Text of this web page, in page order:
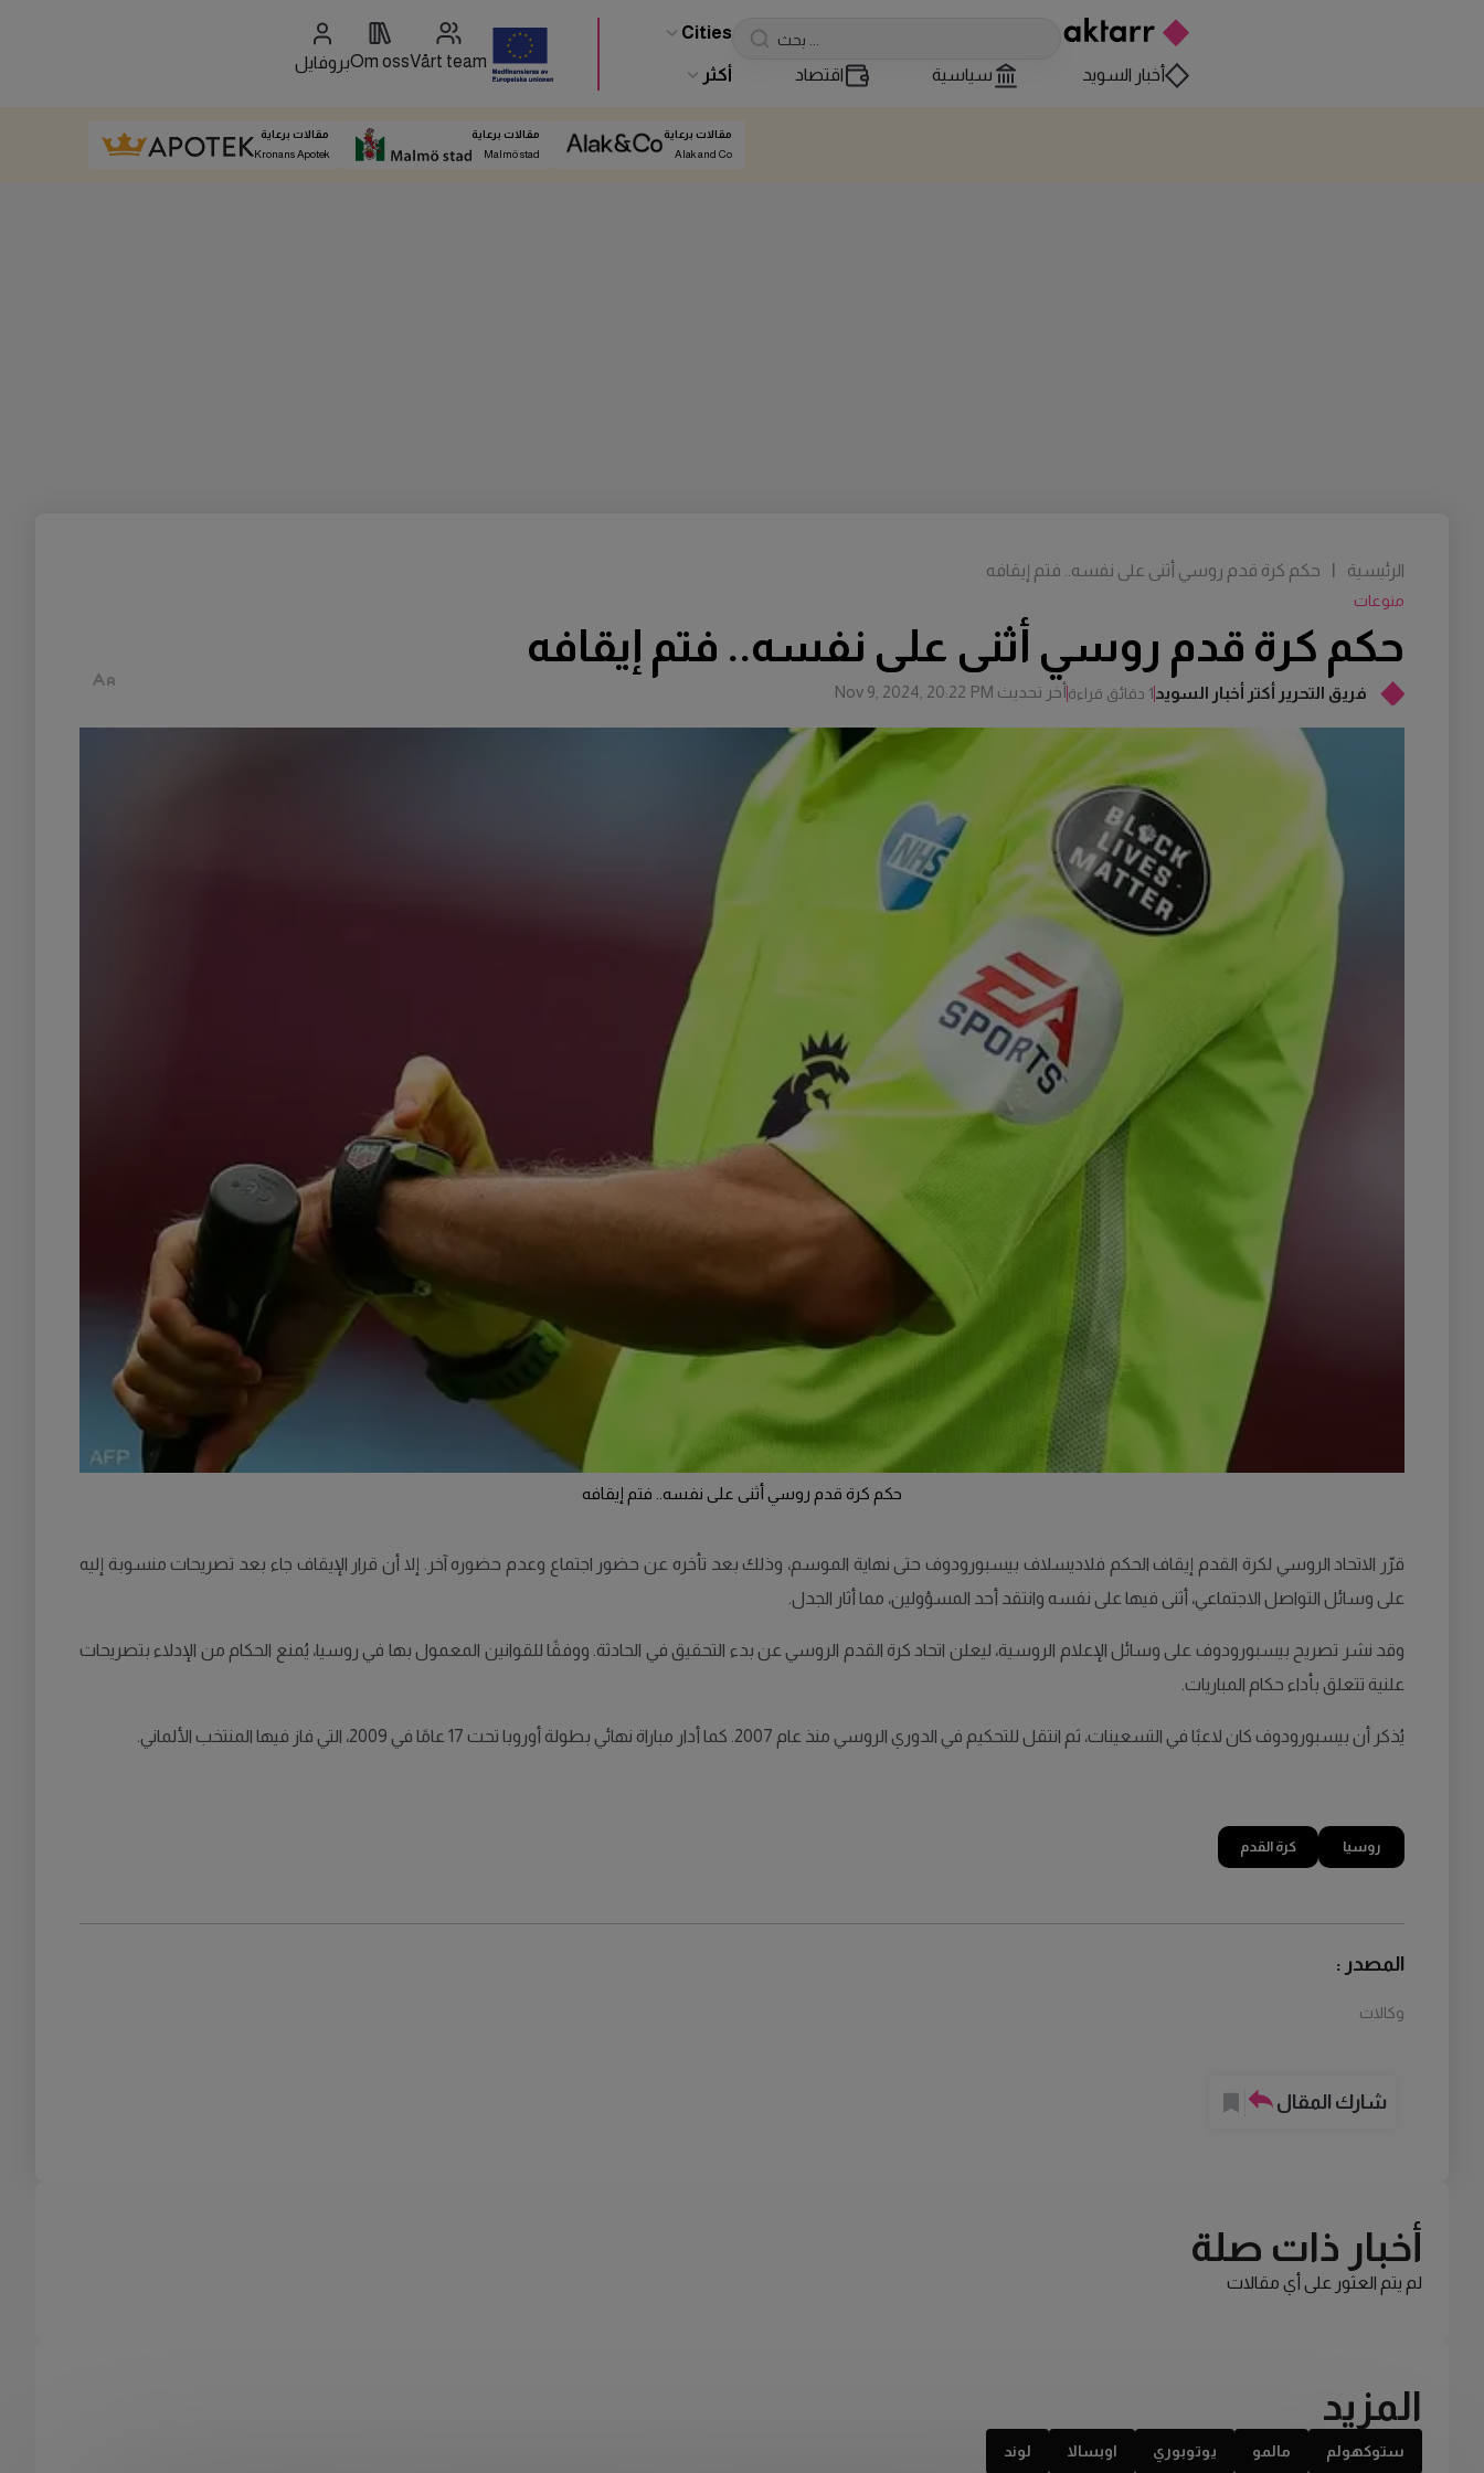
Cities
أخبار السويد سياسية اقتصاد أكثر
Vårt team
Om ossبروفايل
مقالات برعاية
Alak and Co
مقالات برعاية
Malmö stad
مقالات برعاية
Kronans Apotek
فريق التحرير أكتر أخبار السويد1 دقائق قراءة أخر تحديث Nov 9, 2024, 20:22 PM
حكم كرة قدم روسي أثنى على نفسه.. فتم إيقافه
منوعات
الرئيسية | حكم كرة قدم روسي أثنى على نفسه.. فتم إيقافه
حكم كرة قدم روسي أثنى على نفسه.. فتم إيقافه
قرّر الاتحاد الروسي لكرة القدم إيقاف الحكم فلاديسلاف بيسبورودوف حتى نهاية الموسم، وذلك بعد تأخره عن حضور اجتماع وعدم حضوره آخر. إلا أن قرار الإيقاف جاء بعد تصريحات منسوبة إليه
على وسائل التواصل الاجتماعي، أثنى فيها على نفسه وانتقد أحد المسؤولين، مما أثار الجدل.
وقد نشر تصريح بيسبورودوف على وسائل الإعلام الروسية، ليعلن اتحاد كرة القدم الروسي عن بدء التحقيق في الحادثة. ووفقًا للقوانين المعمول بها في روسيا، يُمنع الحكام من الإدلاء بتصريحات
علنية تتعلق بأداء حكام المباريات.
يُذكر أن بيسبورودوف كان لاعبًا في التسعينات، ثم انتقل للتحكيم في الدوري الروسي منذ عام 2007. كما أدار مباراة نهائي بطولة أوروبا تحت 17 عامًا في 2009، التي فاز فيها المنتخب الألماني.
روسيا كرة القدم
المصدر :
وكالات
شارك المقال
أخبار ذات صلة
لم يتم العثور على أي مقالات
المزيد
ستوكهولم مالمو يوتوبوري اوبسالا لوند